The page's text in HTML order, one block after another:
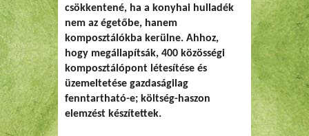
csökkentené, ha a konyhai hulladék
nem az égetőbe, hanem
komposztálókba kerülne. Ahhoz,
hogy megállapítsák, 400 közösségi
komposztálópont létesítése és
üzemeltetése gazdaságilag
fenntartható-e; költség-haszon
elemzést készítettek.